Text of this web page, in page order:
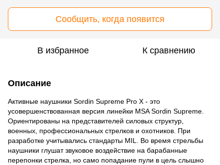
Сообщить, когда появится
В избранное К сравнению
Описание
Активные наушники Sordin Supreme Pro X - это
усовершенствованная версия линейки MSA Sordin Supreme.
Ориентированы на представителей силовых структур,
военных, профессиональных стрелков и охотников. При
разработке учитывались стандарты MIL. Во время стрельбы
наушники глушат звуковое воздействие на барабанные
перепонки стрелка, но само попадание пули в цель слышно